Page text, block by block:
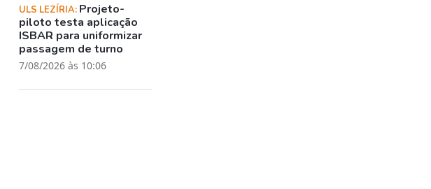
ULS LEZÍRIA: Projeto-
piloto testa aplicação
ISBAR para uniformizar
passagem de turno
7/08/2026 às 10:06